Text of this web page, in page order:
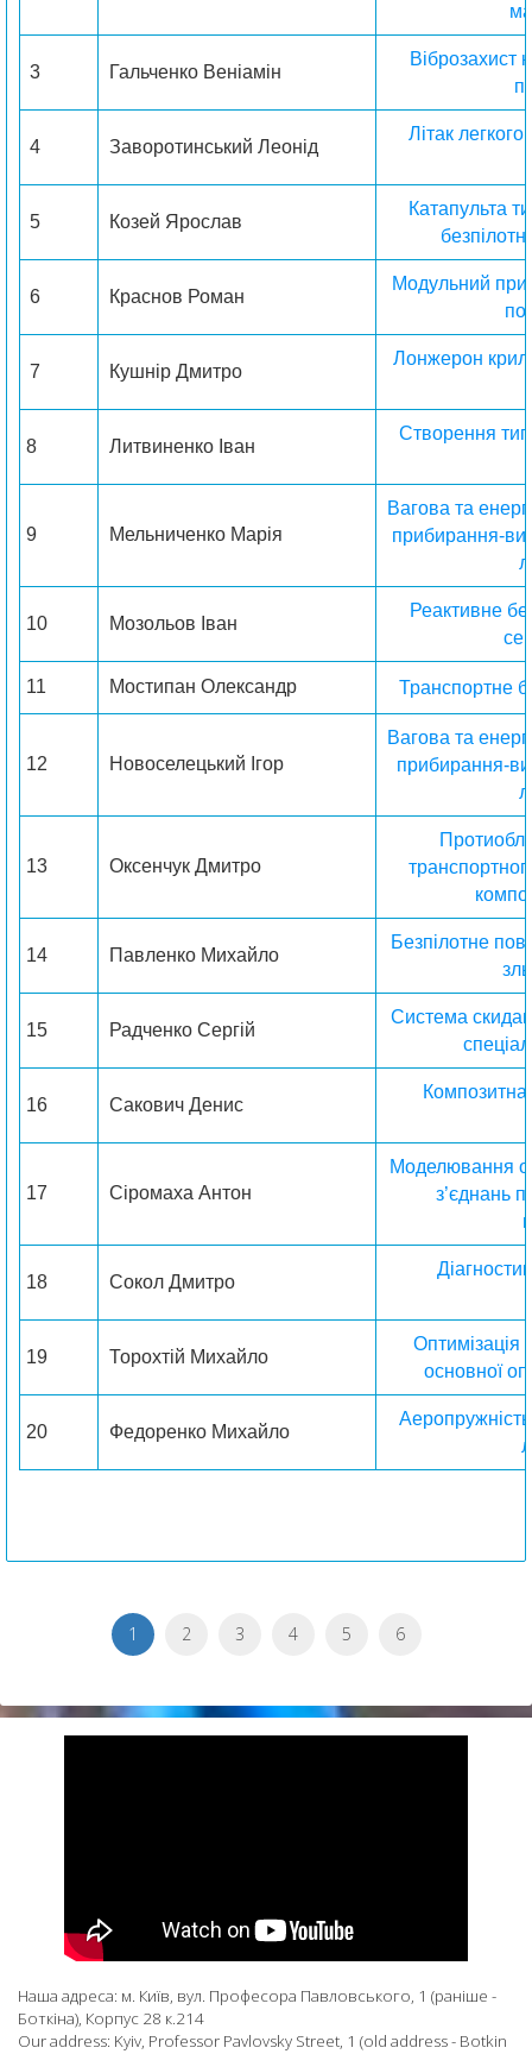
3 Гальченко Веніамін
Віброзахист
4 Заворотинський Леонід
Літак
5 Козей Ярослав
Катапульта
6 Краснов Роман
Модульний
7 Кушнір Дмитро
Лонжерон
8 Литвиненко Іван
Створення
9 Мельниченко Марія
Вагова та
прибирання-
10 Мозольов Іван
Реактивне
11 Мостипан Олександр Транспортне
12 Новоселецький Ігор
Вагова та
прибирання-
13 Оксенчук Дмитро
14 Павленко Михайло
Безпілотне
15 Радченко Сергій
Система
16 Сакович Денис
Композитна
17 Сіромаха Антон
Моделювання
з’єднань
18 Сокол Дмитро
19 Торохтій Михайло
Оптимізація
основної
20 Федоренко Михайло
1 2 3 4 5 6
Наша адреса: м. Київ, вул. Професора Павловського, 1 (раніше -
Боткіна), Корпус 28 к.214
Our address: Kyiv, Professor Pavlovsky Street, 1 (old address - Botkin